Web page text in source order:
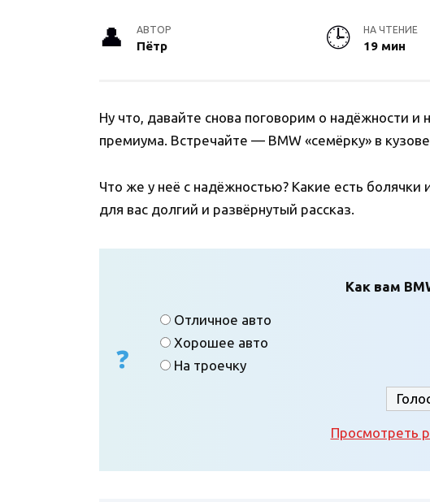
АВТОР
Пётр
НА ЧТЕНИЕ
19 мин
Ну что, давайте снова поговорим о надёжности и
премиума. Встречайте — BMW «семёрку» в
Что же у неё с надёжностью? Какие есть болячки
для вас долгий и развёрнутый рассказ.
Как вам
Отличное авто
Хорошее авто
На троечку
Просмотреть